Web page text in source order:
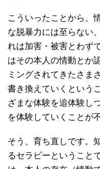
こういったことから、
な脱暴力には至らない
れは加害・被害とわず
はその本人の情動とか
ミングされてきたさま
書き換えていくという
ざまな体験を追体験し
を体験していくことが
そう、育ち直しです。
るセラピーということ